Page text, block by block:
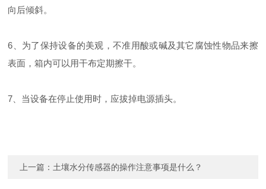
向后倾斜。
6、为了保持设备的美观，不准用酸或碱及其它腐蚀性物品来擦
表面，箱内可以用干布定期擦干。
7、当设备在停止使用时，应拔掉电源插头。
上一篇： 土壤水分传感器的操作注意事项是什么？